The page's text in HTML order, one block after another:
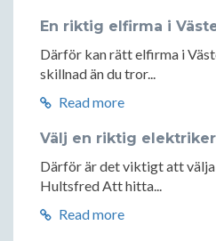
En riktig elfirma i
Därför kan rätt elfirma i
skillnad än du tror...
Read more
Välj en riktig
Därför är det viktigt att
Hultsfred Att hitta...
Read more